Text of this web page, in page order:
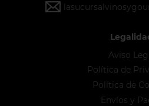
Aviso
Política de
Política de
Envíos y